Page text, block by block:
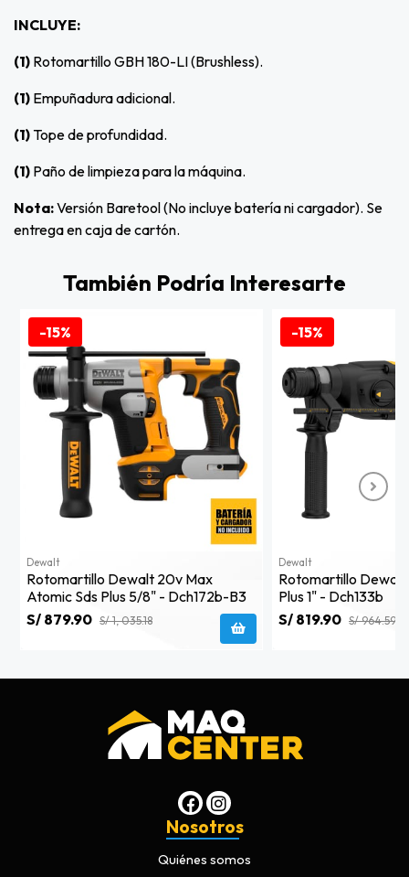
INCLUYE:
(1) Rotomartillo GBH 180-LI (Brushless).
(1) Empuñadura adicional.
(1)Tope de profundidad.
(1) Paño de limpieza para la máquina.
Nota:Versión Baretool (No incluye batería ni cargador). Se
entrega en caja de cartón.
También Podría Interesarte
-15%
Dewalt
Rotomartillo Dewalt 20v Max
Atomic Sds Plus 5/8" - Dch172b-B3
S/ 879.90 S/ 1, 035.18
-15%
Dewalt
Rotomartillo Dewalt
Plus 1" - Dch133b
S/ 819.90 S/ 964.59
Nosotros
Quiénes somos